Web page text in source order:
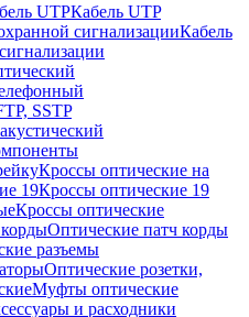
Кабель UTP
Кабель
SSTP
Кроссы оптические на
Кроссы оптические 19
Кроссы оптические
Оптические патч корды
разъемы
Оптические розетки,
Муфты оптические
и расходники